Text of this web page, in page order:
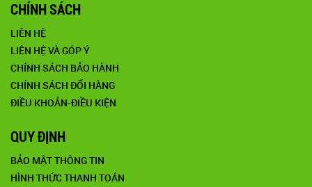
CHÍNH SÁCH
LIÊN HỆ
LIÊN HỆ VÀ GÓP Ý
CHÍNH SÁCH BẢO HÀNH
CHÍNH SÁCH ĐỔI HÀNG
ĐIỀU KHOẢN-ĐIỀU KIỆN
QUY ĐỊNH
BẢO MẬT THÔNG TIN
HÌNH THỨC THANH TOÁN